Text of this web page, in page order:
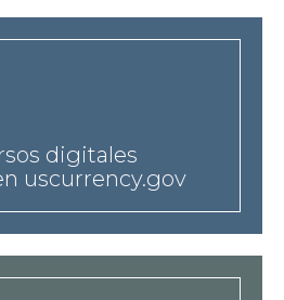
digitales
uscurrency.gov